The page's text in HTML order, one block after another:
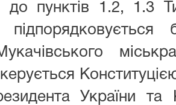
до пунктів 1.2, 1.3
підпорядковується
керується
України та